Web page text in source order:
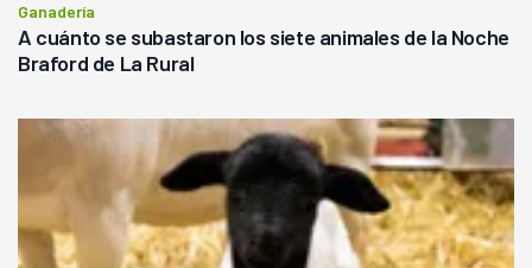
Ganadería
A cuánto se subastaron los siete animales de la Noche
Braford de La Rural